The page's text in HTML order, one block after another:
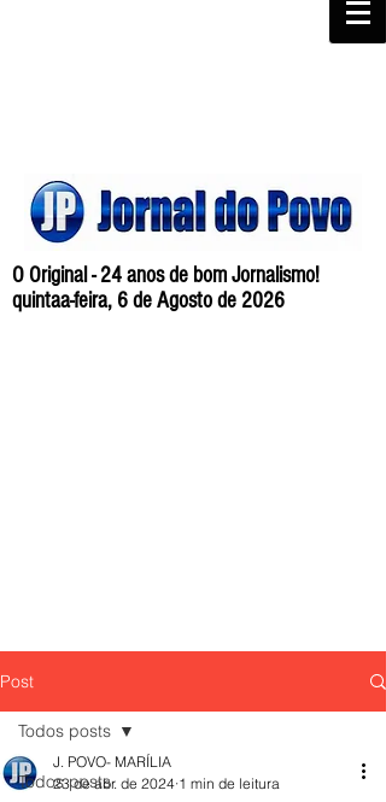
O Original - 24 anos de bom Jornalismo!
quintaa-feira, 6 de Agosto de 2026
Post
Todos posts
Todos posts
J. POVO- MARÍLIA
23 de abr. de 2024 1 min de leitura